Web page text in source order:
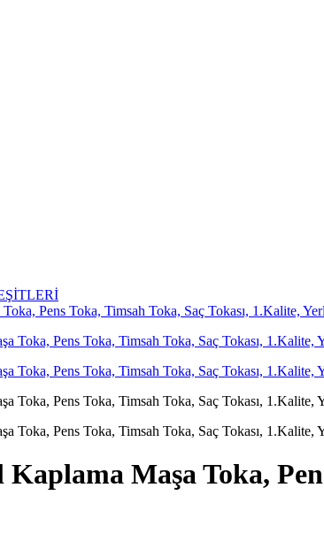
Pens Toka, Timsah Toka, Saç Tokası, 1.Kalite,
Maşa Toka,